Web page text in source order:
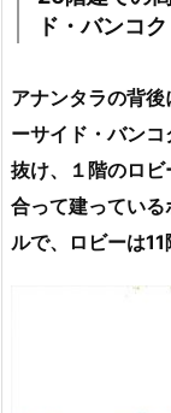
ド・バンコク
アナンタラの背
ーサイド・バン
抜け、１階のロ
合って建ってい
ルで、ロビーは11